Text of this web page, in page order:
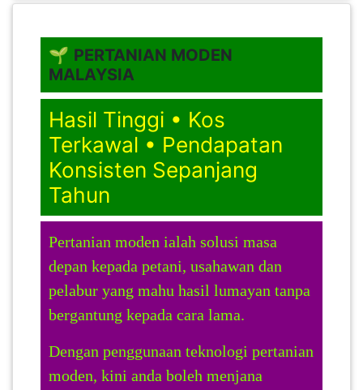
🌱 PERTANIAN MODEN
MALAYSIA
Hasil Tinggi • Kos
Terkawal • Pendapatan
Konsisten Sepanjang
Tahun
Pertanian moden ialah solusi masa
depan kepada petani, usahawan dan
pelabur yang mahu hasil lumayan tanpa
bergantung kepada cara lama.
Dengan penggunaan teknologi pertanian
moden, kini anda boleh menjana
PERAK(41)
NEGERI
SEMBILAN(10)
KEDAH(13)
TERENGGANU(12)
SABAH(0)
SARAWAK(2)
JOHOR(8)